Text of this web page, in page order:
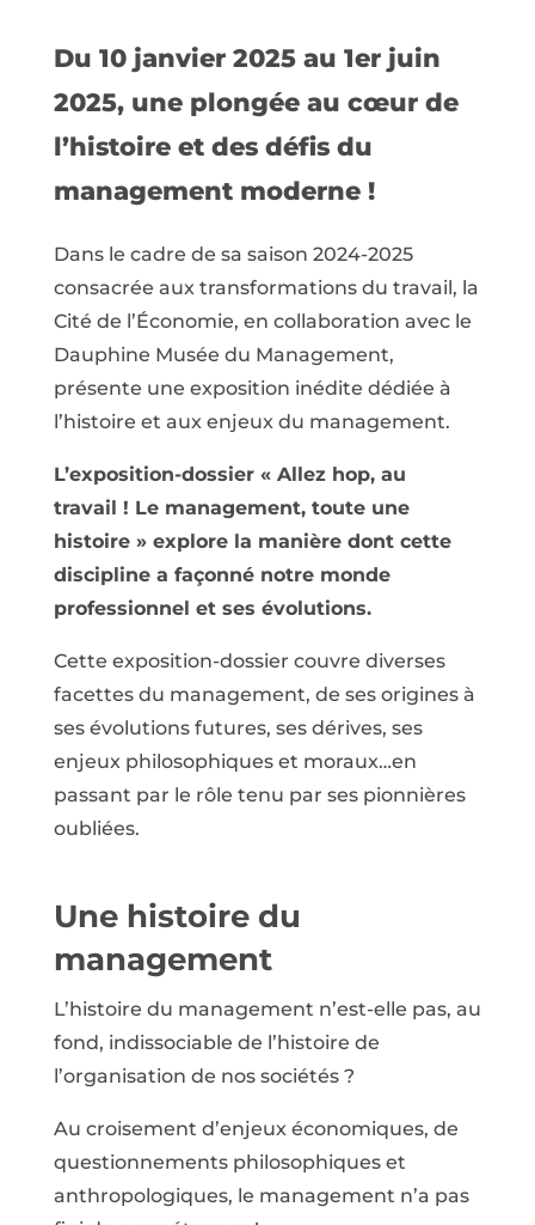
Du 10 janvier 2025 au 1er juin
2025, une plongée au cœur de
l’histoire et des défis du
management moderne !
Dans le cadre de sa saison 2024-2025
consacrée aux transformations du travail, la
Cité de l’Économie, en collaboration avec le
Dauphine Musée du Management,
présente une exposition inédite dédiée à
l’histoire et aux enjeux du management.
L’exposition-dossier « Allez hop, au
travail ! Le management, toute une
histoire » explore la manière dont cette
discipline a façonné notre monde
professionnel et ses évolutions.
Cette exposition-dossier couvre diverses
facettes du management, de ses origines à
ses évolutions futures, ses dérives, ses
enjeux philosophiques et moraux…en
passant par le rôle tenu par ses pionnières
oubliées.
Une histoire du
management
L’histoire du management n’est-elle pas, au
fond, indissociable de l’histoire de
l’organisation de nos sociétés ?
Au croisement d’enjeux économiques, de
questionnements philosophiques et
anthropologiques, le management n’a pas